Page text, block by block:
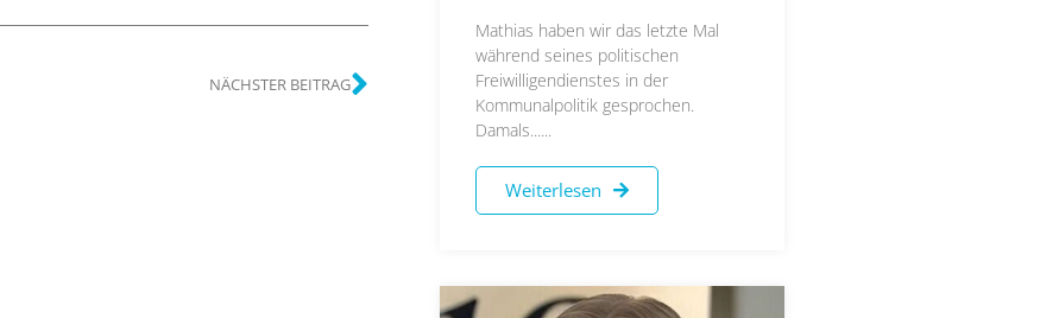
NÄCHSTER BEITRAG
Mathias haben wir das letzte Mal
während seines politischen
Freiwilligendienstes in der
Kommunalpolitik gesprochen.
Damals......
Weiterlesen